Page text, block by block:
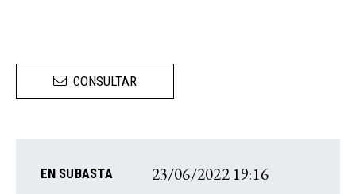
CONSULTAR
EN SUBASTA 23/06/2022 19:16